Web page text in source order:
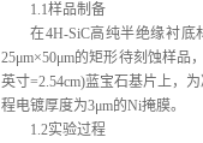
1.1样品制备
在4H-SiC高纯半绝缘衬
25μm×50μm的矩形待刻蚀样品
英寸=2.54cm)蓝宝石基片上，
程电镀厚度为3μm的Ni掩膜。
1.2实验过程